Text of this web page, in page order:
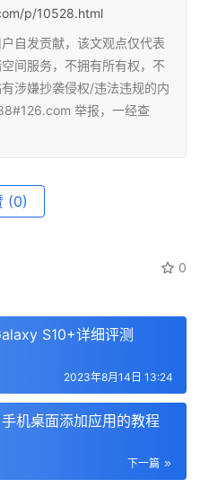
p/10528.html
自发贡献，该文观点仅代表
间服务，不拥有所有权，不
涉嫌抄袭侵权/违法违规的内
举报，一经查
(0)
0
S10+详细评测
2023年8月14日 13:24
机桌面添加应用的教程
下一篇